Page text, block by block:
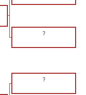
?
?